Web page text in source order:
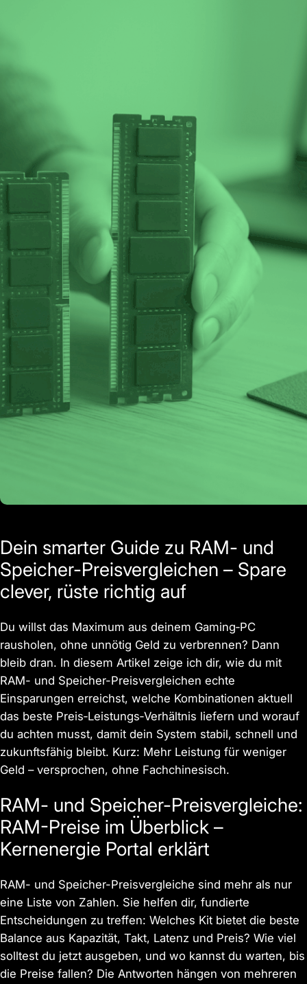
Dein smarter Guide zu RAM- und
Speicher-Preisvergleichen – Spare
clever, rüste richtig auf
Du willst das Maximum aus deinem Gaming‑PC
rausholen, ohne unnötig Geld zu verbrennen? Dann
bleib dran. In diesem Artikel zeige ich dir, wie du mit
RAM- und Speicher-Preisvergleichen echte
Einsparungen erreichst, welche Kombinationen aktuell
das beste Preis‑Leistungs‑Verhältnis liefern und worauf
du achten musst, damit dein System stabil, schnell und
zukunftsfähig bleibt. Kurz: Mehr Leistung für weniger
Geld – versprochen, ohne Fachchinesisch.
RAM- und Speicher-Preisvergleiche:
RAM-Preise im Überblick –
Kernenergie Portal erklärt
RAM- und Speicher-Preisvergleiche sind mehr als nur
eine Liste von Zahlen. Sie helfen dir, fundierte
Entscheidungen zu treffen: Welches Kit bietet die beste
Balance aus Kapazität, Takt, Latenz und Preis? Wie viel
solltest du jetzt ausgeben, und wo kannst du warten, bis
die Preise fallen? Die Antworten hängen von mehreren